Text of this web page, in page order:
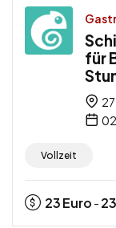
für
Vollzeit
23Euro - 23